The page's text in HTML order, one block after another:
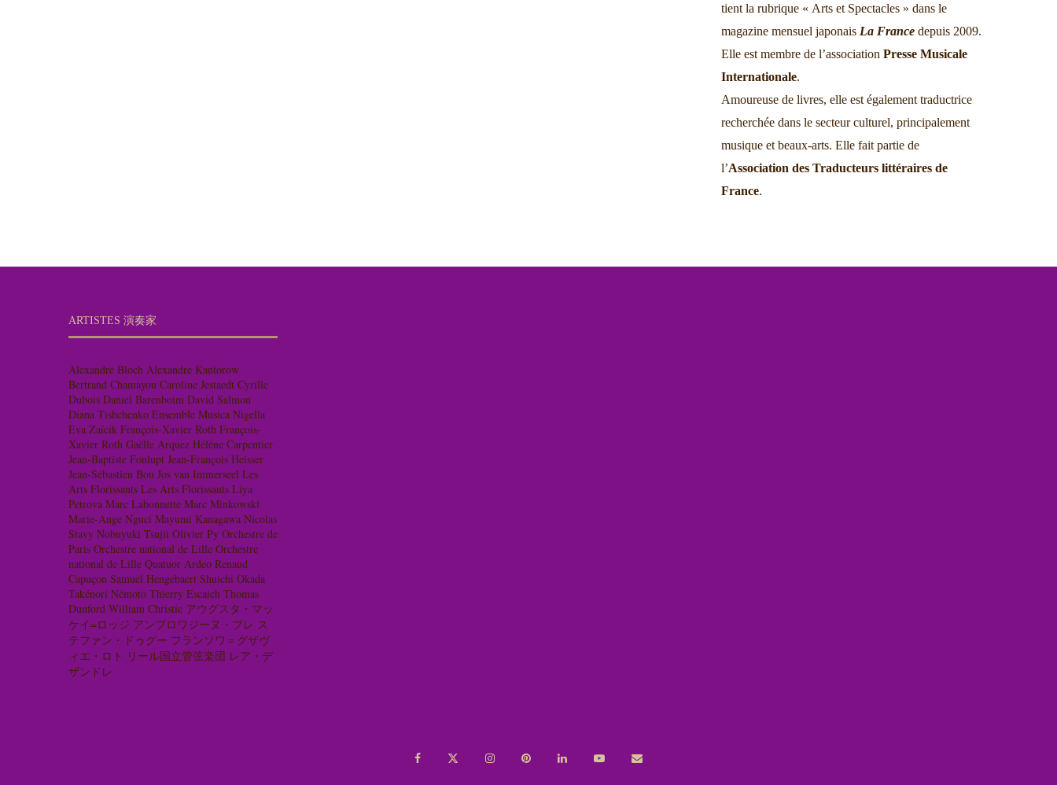
tient la rubrique « Arts et Spectacles » dans le
magazine mensuel japonais La France depuis 2009.
Elle est membre de l’association Presse Musicale
Internationale.
Amoureuse de livres, elle est également traductrice
recherchée dans le secteur culturel, principalement
musique et beaux-arts. Elle fait partie de
l’Association des Traducteurs littéraires de
France.
ARTISTES 演奏家
Alexandre Bloch Alexandre Kantorow
Bertrand Chamayou Caroline Jestaedt Cyrille
Dubois Daniel Barenboim David Salmon
Diana Tishchenko Ensemble Musica Nigella
Eva Zaïcik François-Xavier Roth François-
Xavier Roth Gaëlle Arquez Hélène Carpentier
Jean-Baptiste Fonlupt Jean-François Heisser
Jean-Sébastien Bou Jos van Immerseel Les
Arts Florissants Les Arts Florissants Liya
Petrova Marc Labonnette Marc Minkowski
Marie-Ange Nguci Mayumi Kanagawa Nicolas
Stavy Nobuyuki Tsujii Olivier Py Orchestre de
Paris Orchestre national de Lille Orchestre
national de Lille Quatuor Ardeo Renaud
Capuçon Samuel Hengebaert Shuichi Okada
Takénori Némoto Thierry Escaich Thomas
Dunford William Christie アウグスタ・マッ
ケイ=ロッジ アンブロワジーヌ・ブレ ス
テファン・ドゥグー フランソワ＝グザヴ
ィエ・ロト リール国立管弦楽団 レア・デ
ザンドレ